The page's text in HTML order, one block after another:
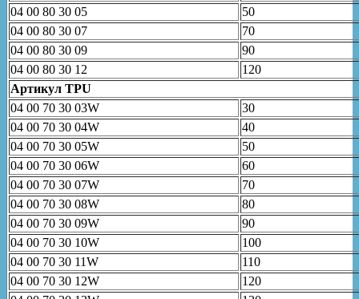
04 00 80 30 05
50
04 00 80 30 07
70
04 00 80 30 09
90
04 00 80 30 12
120
Артикул TPU
04 00 70 30 03W
30
04 00 70 30 04W
40
04 00 70 30 05W
50
04 00 70 30 06W
60
04 00 70 30 07W
70
04 00 70 30 08W
80
04 00 70 30 09W
90
04 00 70 30 10W
100
04 00 70 30 11W
110
04 00 70 30 12W
120